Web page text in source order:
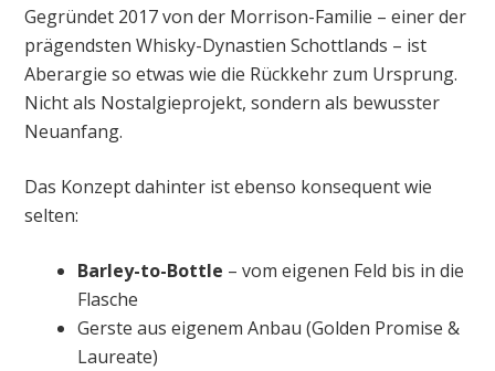
Gegründet 2017 von der Morrison-Familie – einer der
prägendsten Whisky-Dynastien Schottlands – ist
Aberargie so etwas wie die Rückkehr zum Ursprung.
Nicht als Nostalgieprojekt, sondern als bewusster
Neuanfang.
Das Konzept dahinter ist ebenso konsequent wie
selten:
Barley-to-Bottle – vom eigenen Feld bis in die
Flasche
Gerste aus eigenem Anbau (Golden Promise &
Laureate)